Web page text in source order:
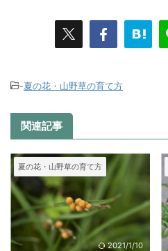
-夏の花・山野草の育て方
関連記事
夏の花・山野草の育て方
2021/1/10